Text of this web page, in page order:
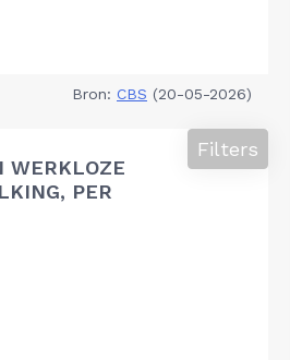
Bron: CBS (20-05-2026)
WERKLOZE
PER
Filters